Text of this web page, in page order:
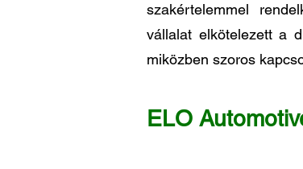
szakértelemmel
vállalat elkötelezett a
miközben szoros
ELO